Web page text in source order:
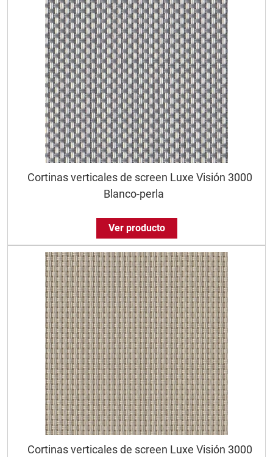
Cortinas verticales de screen Luxe Visión 3000
Blanco-perla
Ver producto
Cortinas verticales de screen Luxe Visión 3000